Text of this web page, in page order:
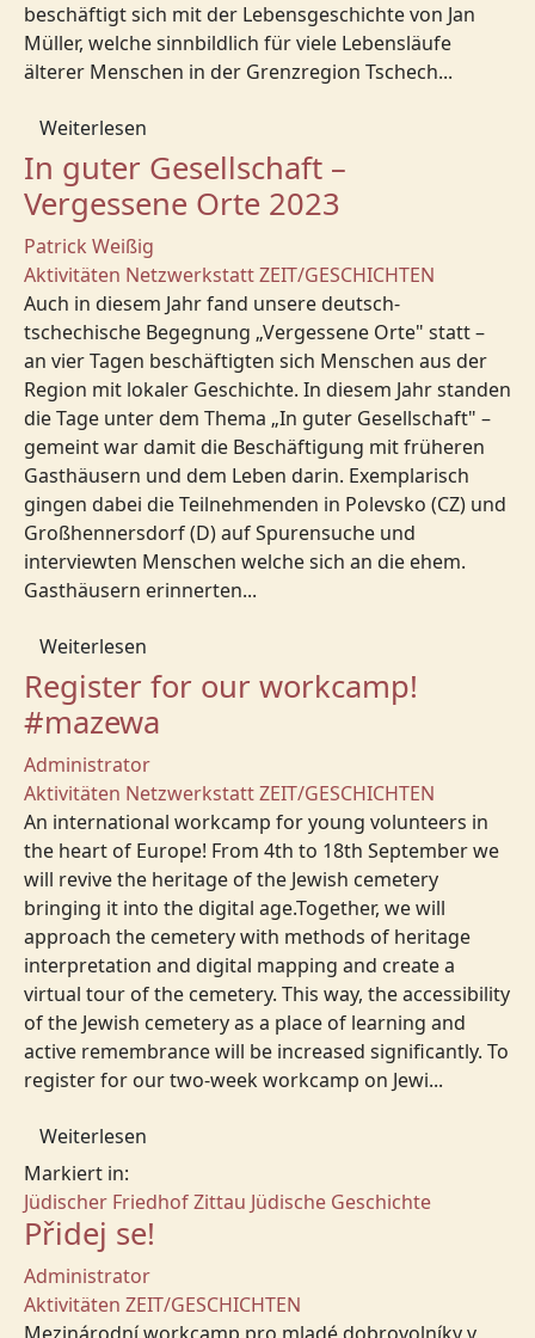
beschäftigt sich mit der Lebensgeschichte von Jan
Müller, welche sinnbildlich für viele Lebensläufe
älterer Menschen in der Grenzregion Tschech...
Weiterlesen
In guter Gesellschaft –
Vergessene Orte 2023
Patrick Weißig
Aktivitäten NetzwerkstattZEIT/GESCHICHTEN
Auch in diesem Jahr fand unsere deutsch-
tschechische Begegnung „Vergessene Orte" statt –
an vier Tagen beschäftigten sich Menschen aus der
Region mit lokaler Geschichte. In diesem Jahr standen
die Tage unter dem Thema „In guter Gesellschaft" –
gemeint war damit die Beschäftigung mit früheren
Gasthäusern und dem Leben darin. Exemplarisch
gingen dabei die Teilnehmenden in Polevsko (CZ) und
Großhennersdorf (D) auf Spurensuche und
interviewten Menschen welche sich an die ehem.
Gasthäusern erinnerten...
Weiterlesen
Register for our workcamp!
#mazewa
Administrator
Aktivitäten NetzwerkstattZEIT/GESCHICHTEN
An international workcamp for young volunteers in
the heart of Europe! From 4th to 18th September we
will revive the heritage of the Jewish cemetery
bringing it into the digital age.Together, we will
approach the cemetery with methods of heritage
interpretation and digital mapping and create a
virtual tour of the cemetery. This way, the accessibility
of the Jewish cemetery as a place of learning and
active remembrance will be increased significantly. To
register for our two-week workcamp on Jewi...
Weiterlesen
Markiert in:
Jüdischer Friedhof Zittau Jüdische Geschichte
Přidej se!
Administrator
Aktivitäten ZEIT/GESCHICHTEN